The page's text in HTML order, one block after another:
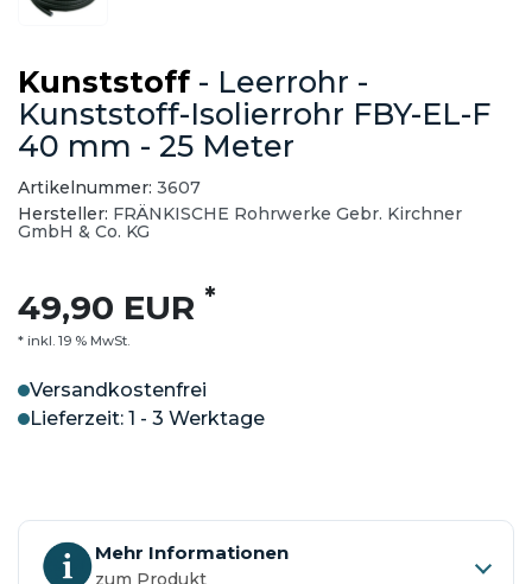
Kunststoff- Leerrohr -
Kunststoff-Isolierrohr FBY-EL-F
40 mm - 25 Meter
Artikelnummer: 3607
Hersteller: FRÄNKISCHE Rohrwerke Gebr. Kirchner
GmbH & Co. KG
49,90 EUR *
* inkl. 19 % MwSt.
Versandkostenfrei
Lieferzeit: 1 - 3 Werktage
Mehr Informationen
zum Produkt